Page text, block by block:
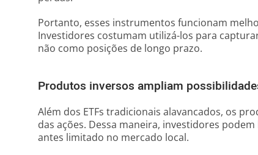
Portanto, esses instrumentos funcionam
Investidores costumam utilizá-los para
não como posições de longo prazo.
Produtos inversos ampliam
Além dos ETFs tradicionais alavancados, os
das ações. Dessa maneira, investidores
antes limitado no mercado local.